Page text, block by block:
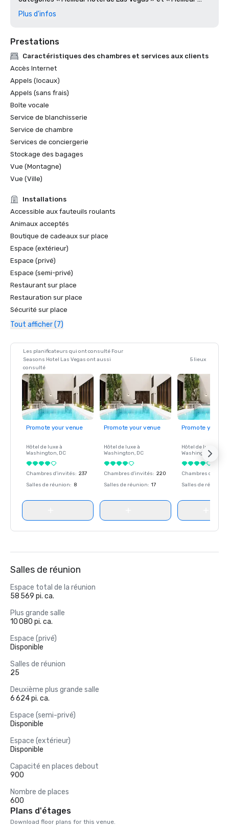
hôtel du Nevada » 2024
Plus d'infos
Prestations
Caractéristiques des chambres et services aux clients
Accès Internet
Appels (locaux)
Appels (sans frais)
Boîte vocale
Service de blanchisserie
Service de chambre
Services de conciergerie
Stockage des bagages
Vue (Montagne)
Vue (Ville)
Installations
Accessible aux fauteuils roulants
Animaux acceptés
Boutique de cadeaux sur place
Espace (extérieur)
Espace (privé)
Espace (semi-privé)
Restaurant sur place
Restauration sur place
Sécurité sur place
Tout afficher (7)
Les planificateurs qui ont consulté Four
Seasons Hotel Las Vegas ont aussi
consulté
5 lieux
Promote your venue
Hôtel de luxe à
Washington, DC
Chambres d'invités: 237
Salles de réunion: 8
Promote your venue
Hôtel de luxe à
Washington, DC
Chambres d'invités: 220
Salles de réunion: 17
Promote your
Hôtel de luxe à
Washington
Chambres
Salles de réunion
Salles de réunion
Espace total de la réunion
58 569 pi. ca.
Plus grande salle
10 080 pi. ca.
Espace (privé)
Disponible
Salles de réunion
25
Deuxième plus grande salle
6 624 pi. ca.
Espace (semi-privé)
Disponible
Espace (extérieur)
Disponible
Capacité en places debout
900
Nombre de places
600
Plans d'étages
Download floor plans for this venue.